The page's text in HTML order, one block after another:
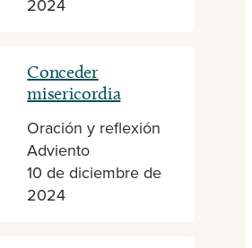
2024
Conceder
misericordia
Oración y reflexión
Adviento
10 de diciembre de
2024